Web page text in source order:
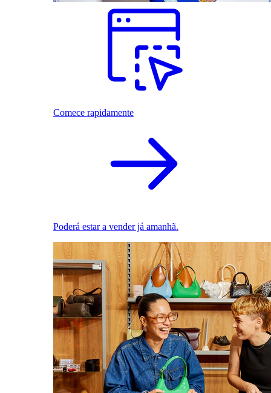
Comece rapidamente
Poderá estar a vender já amanhã.